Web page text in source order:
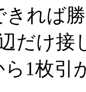
きれば
だけ接
1枚引